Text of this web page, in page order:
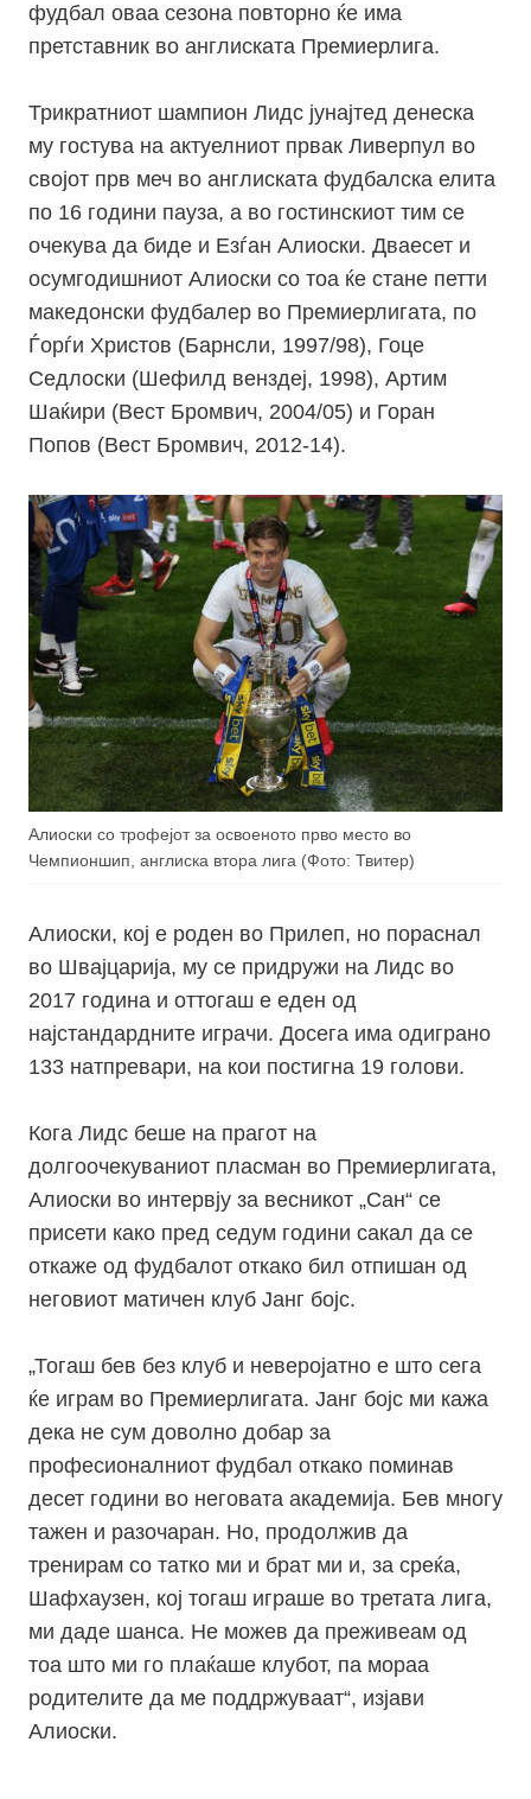
фудбал оваа сезона повторно ќе има
претставник во англиската Премиерлига.
Трикратниот шампион Лидс јунајтед денеска
му гостува на актуелниот првак Ливерпул во
својот прв меч во англиската фудбалска елита
по 16 години пауза, а во гостинскиот тим се
очекува да биде и Езѓан Алиоски. Дваесет и
осумгодишниот Алиоски со тоа ќе стане петти
македонски фудбалер во Премиерлигата, по
Ѓорѓи Христов (Барнсли, 1997/98), Гоце
Седлоски (Шефилд венздеј, 1998), Артим
Шаќири (Вест Бромвич, 2004/05) и Горан
Попов (Вест Бромвич, 2012-14).
Алиоски со трофејот за освоеното прво место во
Чемпионшип, англиска втора лига (Фото: Твитер)
Алиоски, кој е роден во Прилеп, но пораснал
во Швајцарија, му се придружи на Лидс во
2017 година и оттогаш е еден од
најстандардните играчи. Досега има одиграно
133 натпревари, на кои постигна 19 голови.
Кога Лидс беше на прагот на
долгоочекуваниот пласман во Премиерлигата,
Алиоски во интервју за весникот „Сан“ се
присети како пред седум години сакал да се
откаже од фудбалот откако бил отпишан од
неговиот матичен клуб Јанг бојс.
„Тогаш бев без клуб и неверојатно е што сега
ќе играм во Премиерлигата. Јанг бојс ми кажа
дека не сум доволно добар за
професионалниот фудбал откако поминав
десет години во неговата академија. Бев многу
тажен и разочаран. Но, продолжив да
тренирам со татко ми и брат ми и, за среќа,
Шафхаузен, кој тогаш играше во третата лига,
ми даде шанса. Не можев да преживеам од
тоа што ми го плаќаше клубот, па мораа
родителите да ме поддржуваат“, изјави
Алиоски.